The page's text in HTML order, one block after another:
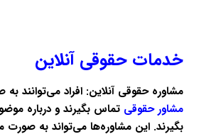
خدمات حقوقی آنلاین
مشاوره حقوقی آنلاین: افراد می‌توانند
مشاور حقوقی تماس بگیرند و درباره
بگیرند. این مشاوره‌ها می‌تواند به صورت